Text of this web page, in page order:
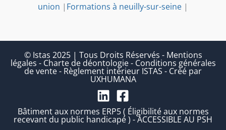
union | Formations à neuilly-sur-seine |
© Istas 2025 | Tous Droits Réservés - Mentions
légales - Charte de déontologie- Conditions générales
de vente- Règlement intérieur ISTAS - Créé par
UXHUMANA
Bâtiment aux normes ERP5 ( Éligibilité aux normes
recevant du public handicapé ) - ACCESSIBLE AU PSH